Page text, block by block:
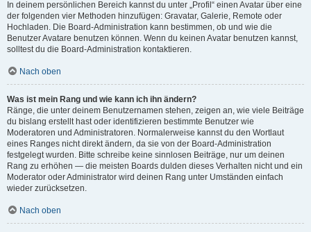
In deinem persönlichen Bereich kannst du unter „Profil“ einen Avatar über eine
der folgenden vier Methoden hinzufügen: Gravatar, Galerie, Remote oder
Hochladen. Die Board-Administration kann bestimmen, ob und wie die
Benutzer Avatare benutzen können. Wenn du keinen Avatar benutzen kannst,
solltest du die Board-Administration kontaktieren.
Nach oben
Was ist mein Rang und wie kann ich ihn ändern?
Ränge, die unter deinem Benutzernamen stehen, zeigen an, wie viele Beiträge
du bislang erstellt hast oder identifizieren bestimmte Benutzer wie
Moderatoren und Administratoren. Normalerweise kannst du den Wortlaut
eines Ranges nicht direkt ändern, da sie von der Board-Administration
festgelegt wurden. Bitte schreibe keine sinnlosen Beiträge, nur um deinen
Rang zu erhöhen — die meisten Boards dulden dieses Verhalten nicht und ein
Moderator oder Administrator wird deinen Rang unter Umständen einfach
wieder zurücksetzen.
Nach oben